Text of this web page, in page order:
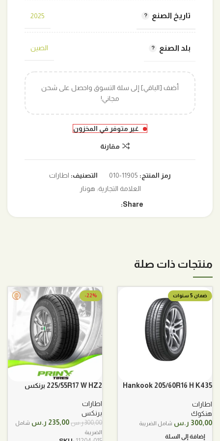
تاريخ الصنع 2025
بلد الصنع الصين
أضف [الباقي] إلى سلة التسوق واحصل على شحن
مجاني!
غير متوفر في المخزون
مقارنة
رمز المنتج: 11905-010 التصنيف: اطارات
العلامة التجارية: هونار
Share:
منتجات ذات صلة
ضمان 5 سنوات
Hankook 205/60R16 H K435
اطارات
هنكوك
300,00 ر.س شامل الضريبة
إضافة إلى السلة
-22%
225/55R17 W HZ2 برنكس
اطارات
برنكس
300,00ر.س السعر
235,00 ر.س السعر
شامل
الضريبة